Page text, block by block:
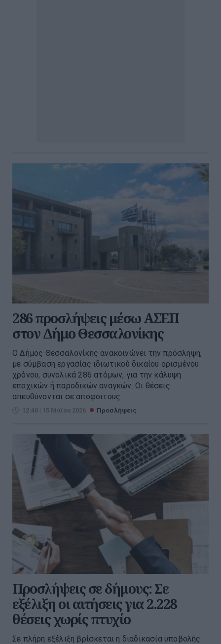
286 προσλήψεις μέσω ΑΣΕΠ
στον Δήμο Θεσσαλονίκης
Ο Δήμος Θεσσαλονίκης ανακοινώνει την πρόσληψη,
με σύμβαση εργασίας ιδιωτικού δικαίου ορισμένου
χρόνου, συνολικά 286 ατόμων, για την κάλυψη
εποχικών ή παροδικών αναγκών. Οι θέσεις
απευθύνονται σε απόφοιτους ...
12:40 | 15 Μαΐου 2026 Προσλήψεις
Προσλήψεις σε δήμους: Σε
εξέλιξη οι αιτήσεις για 2.228
θέσεις χωρίς πτυχίο
Σε πλήρη εξέλιξη βρίσκεται η διαδικασία υποβολής